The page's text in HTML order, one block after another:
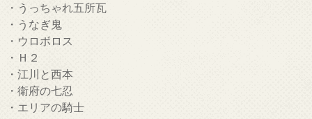
・うっちゃれ五所瓦
・うなぎ鬼
・ウロボロス
・Ｈ２
・江川と西本
・衛府の七忍
・エリアの騎士